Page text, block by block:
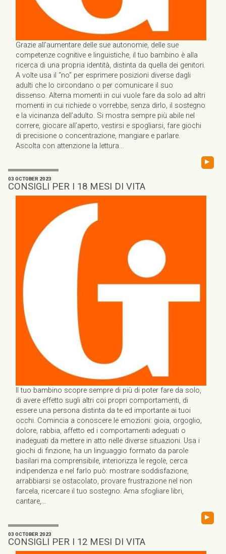
Grazie all’aumentare delle sue autonomie, delle sue
competenze cognitive e linguistiche, il tuo bambino è alla
ricerca di una propria identità, distinta da quella dei genitori.
A volte usa il “no” per esprimere posizioni diverse dagli
adulti che lo circondano o per comunicare il suo
dissenso. Alterna momenti in cui vuole fare da solo ad altri
momenti in cui richiede o vorrebbe, senza dirlo, il sostegno
e la vicinanza dell’adulto. Si mostra sempre più abile nel
correre, giocare all’aperto, vestirsi e spogliarsi, fare giochi
di precisione o concentrazione, mangiare e parlare.
Ascolta con attenzione la lettura...
▸
03 OCTOBER 2023
CONSIGLI PER I 18 MESI DI VITA
Il tuo bambino scopre sempre di più di poter fare da solo,
di avere effetto sugli altri coi propri comportamenti, di
essere una persona distinta da te ed importante ai tuoi
occhi. Comincia a conoscere le emozioni: gioia, orgoglio,
dolore, rabbia, affetto ed i comportamenti adeguati o
inadeguati da mettere in atto nelle diverse situazioni. Usa i
giochi di finzione, ha un linguaggio formato da parole
basilari ma comprensibile, interiorizza le regole, cerca
indipendenza e nel farlo può: mostrare soddisfazione,
arrabbiarsi se ostacolato, provare frustrazione nel non
farcela, ricercare il tuo sostegno. Ama sfogliare libri,
cantare,...
▸
03 OCTOBER 2023
CONSIGLI PER I 12 MESI DI VITA